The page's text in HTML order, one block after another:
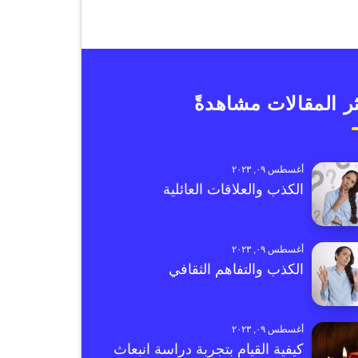
المقالات مشاهدةً
أغسطس ٠٩, ٢٠٢٣
الكذب والعلاقات العائلية
أغسطس ٠٩, ٢٠٢٣
الكذب والتفاهم الثقافي
أغسطس ٠٩, ٢٠٢٣
كيفية القيام بتجربة دراسة انبعاث